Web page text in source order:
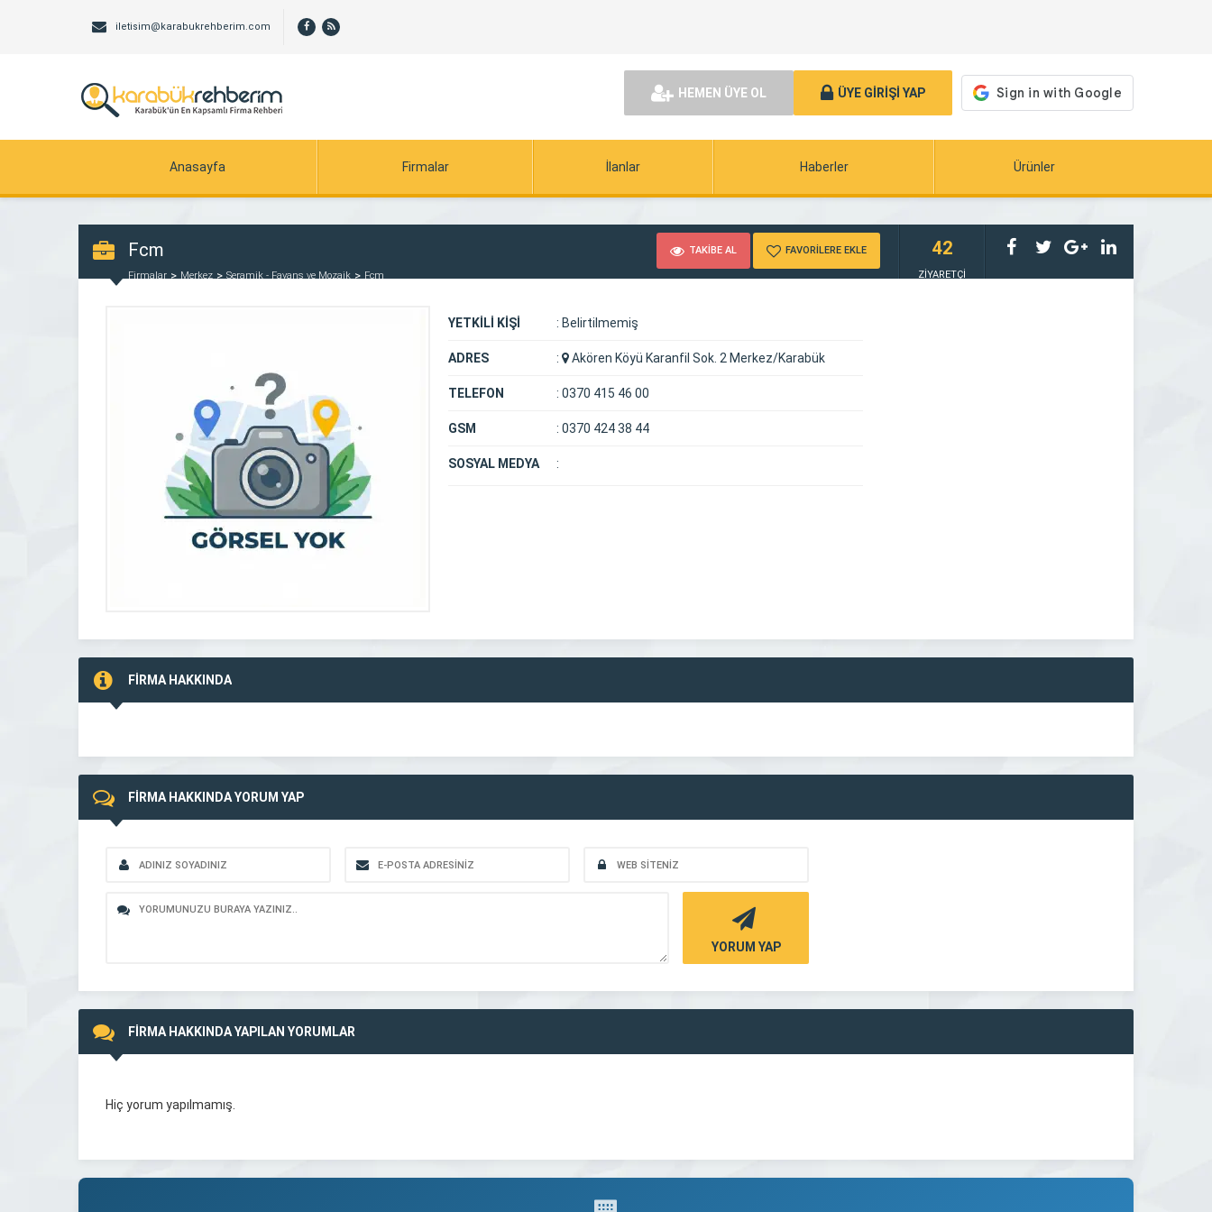
iletisim@karabukrehberim.com
HEMEN ÜYE OL ÜYE GİRİŞİ YAP
Anasayfa Firmalar İlanlar Haberler Ürünler
Fcm
Firmalar Merkez Seramik - Fayans ve Mozaik Fcm
TAKİBE AL FAVORİLERE EKLE 42
ZİYARETÇİ
YETKİLİ KİŞİ : Belirtilmemiş
ADRES : Akören Köyü Karanfil Sok. 2 Merkez/Karabük
TELEFON : 0370 415 46 00
GSM : 0370 424 38 44
SOSYAL MEDYA :
FİRMA HAKKINDA
FİRMA HAKKINDA YORUM YAP
YORUM YAP
FİRMA HAKKINDA YAPILAN YORUMLAR
Hiç yorum yapılmamış.